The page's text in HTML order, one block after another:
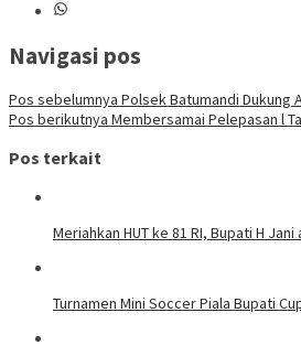
Navigasi pos
Pos sebelumnya Polsek Batumandi Dukung
Pos berikutnya Membersamai Pelepasan l
Pos terkait
Meriahkan HUT ke 81 RI, Bupati H
Turnamen Mini Soccer Piala Bupati